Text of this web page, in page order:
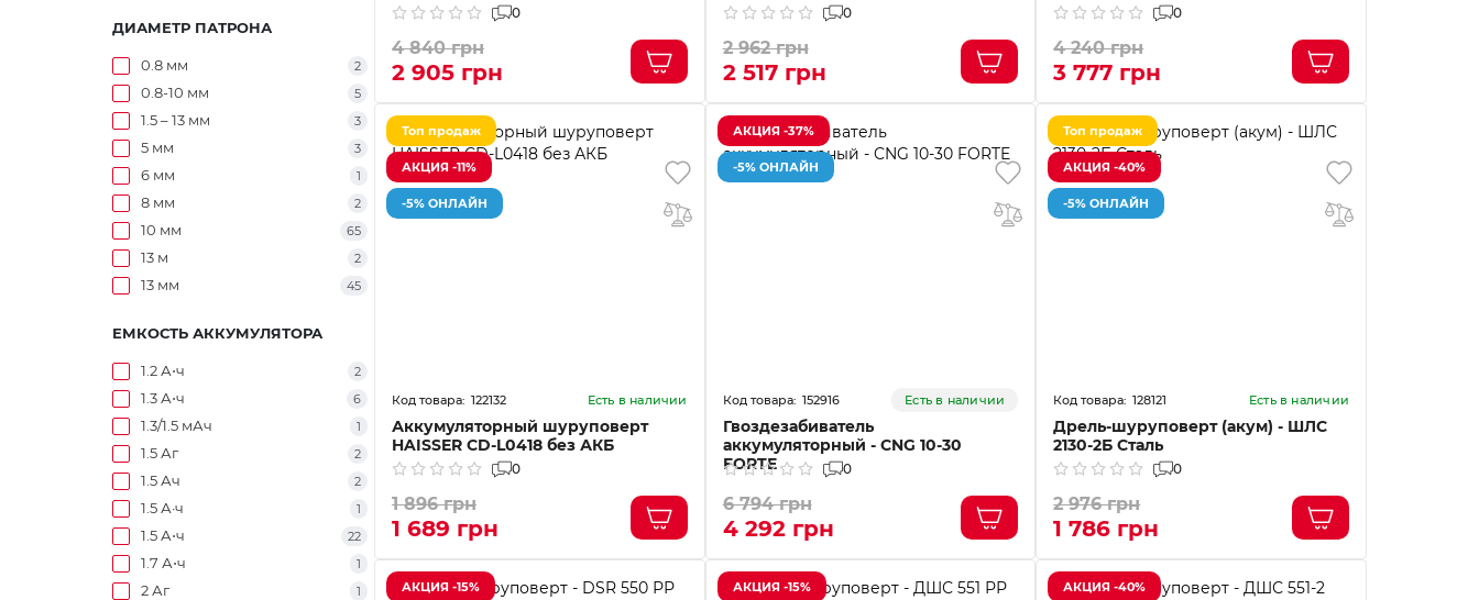
ДИАМЕТР ПАТРОНА
0.8 мм 2
0.8-10 мм 5
1.5 – 13 мм 3
5 мм 3
6 мм 1
8 мм 2
10 мм 65
13 м 2
13 мм 45
ЕМКОСТЬ АККУМУЛЯТОРА
1.2 А⋅ч 2
1.3 А⋅ч 6
1.3/1.5 мАч 1
1.5 Аг 2
1.5 Ач 2
1.5 А·ч 1
1.5 А⋅ч 22
1.7 А⋅ч 1
2 Аг 1
0
4 840 грн
2 905 грн
0
2 962 грн
2 517 грн
0
4 240 грн
3 777 грн
Топ продаж
АКЦИЯ -11%
-5% ОНЛАЙН
122132 Есть в наличии
Аккумуляторный шуруповерт
HAISSER CD-L0418 без АКБ
0
1 896 грн
1 689 грн
АКЦИЯ -37%
-5% ОНЛАЙН
152916 Есть в наличии
Гвоздезабиватель
аккумуляторный - CNG 10-30
FORTE
0
6 794 грн
4 292 грн
Топ продаж
АКЦИЯ -40%
-5% ОНЛАЙН
128121 Есть в наличии
Дрель-шуруповерт (акум) - ШЛС
2130-2Б Сталь
0
2 976 грн
1 786 грн
АКЦИЯ -15% АКЦИЯ -15% АКЦИЯ -40%